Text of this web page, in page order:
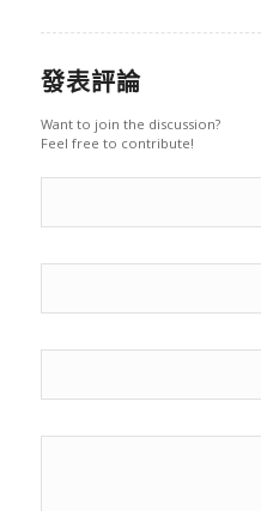
發表評論
Want to join the discussion?
Feel free to contribute!